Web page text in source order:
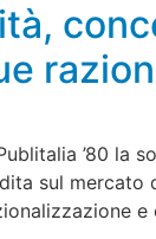
’80 la
sul